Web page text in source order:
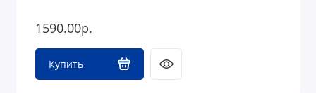
1590.00р.
Купить